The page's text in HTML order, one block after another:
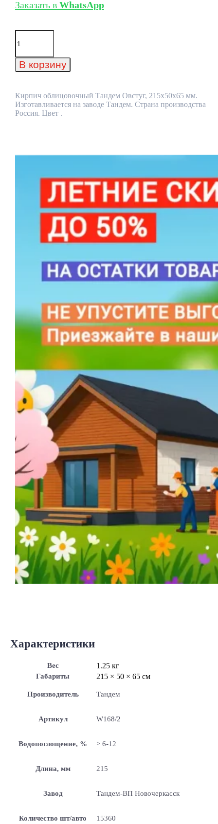
Заказать в WhatsApp
Количество
товара
облицовочный
Тандем
мм
В корзину
Кирпич облицовочный Тандем Овстуг, 215x50x65 мм.
Изготавливается на заводе Тандем. Страна производства
Россия. Цвет .
Характеристики
Вес 1.25 кг
Габариты 215 × 50 × 65 см
Производитель Тандем
Артикул W168/2
Водопоглощение, % > 6-12
Длина, мм 215
Завод Тандем-ВП Новочеркасск
Количество шт/авто 15360